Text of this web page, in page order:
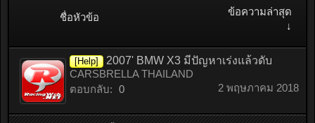
ชื่อหัวข้อ
ข้อความล่าสุด
↓
[Help]
2007' BMW X3 มีปัญหาเร่งแล้วดับ
CARSBRELLA THAILAND
ตอบกลับ: 0 2 พฤษภาคม 2018